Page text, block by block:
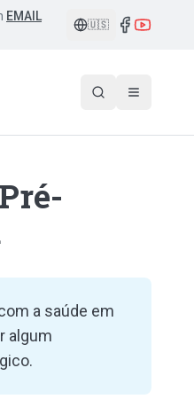
EMAIL
🇺🇸
a saúde em
algum